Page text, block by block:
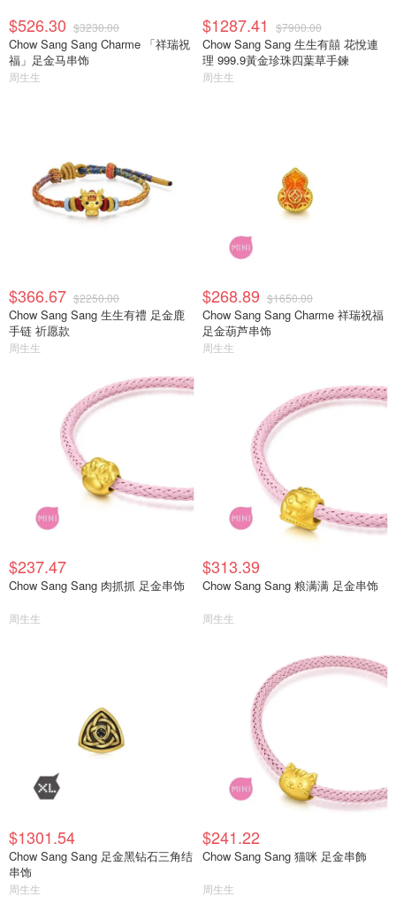
$526.30 $3230.00
Chow Sang Sang Charme 「祥瑞祝
福」足金马串饰
周生生
$1287.41 $7900.00
Chow Sang Sang 生生有囍 花悅連
理 999.9黃金珍珠四葉草手鍊
周生生
$366.67 $2250.00
Chow Sang Sang 生生有禮 足金鹿
手链 祈愿款
周生生
$268.89 $1650.00
Chow Sang Sang Charme 祥瑞祝福
足金葫芦串饰
周生生
$237.47
Chow Sang Sang 肉抓抓 足金串饰
周生生
$313.39
Chow Sang Sang 粮满满 足金串饰
周生生
$1301.54
Chow Sang Sang 足金黑钻石三角结
串饰
周生生
$241.22
Chow Sang Sang 猫咪 足金串飾
周生生